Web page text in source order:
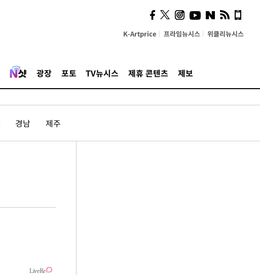
K-Artprice 프라임뉴시스 위클리뉴시스
광장 포토 TV뉴시스 제휴 콘텐츠 제보
경남 제주